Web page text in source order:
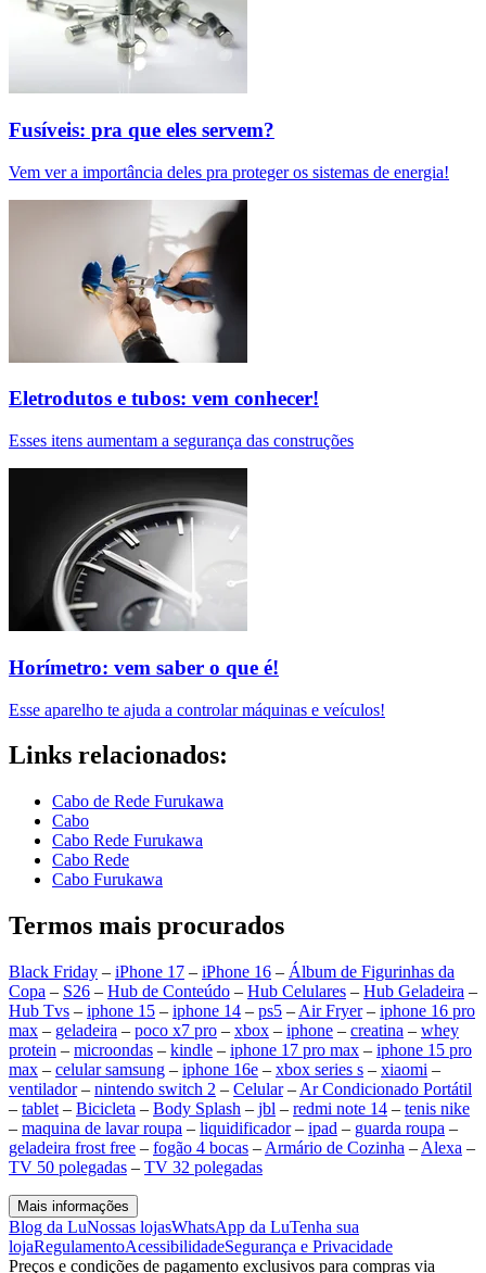
Fusíveis: pra que eles servem?
Vem ver a importância deles pra proteger os sistemas de energia!
Eletrodutos e tubos: vem conhecer!
Esses itens aumentam a segurança das construções
Horímetro: vem saber o que é!
Esse aparelho te ajuda a controlar máquinas e veículos!
Links relacionados:
Cabo de Rede Furukawa
Cabo
Cabo Rede Furukawa
Cabo Rede
Cabo Furukawa
Termos mais procurados
Black Friday – iPhone 17 – iPhone 16 – Álbum de Figurinhas da
Copa – S26 – Hub de Conteúdo – Hub Celulares – Hub Geladeira –
Hub Tvs – iphone 15 – iphone 14 – ps5 – Air Fryer– iphone 16 pro
max – geladeira – poco x7 pro – xbox – iphone – creatina – whey
protein – microondas – kindle – iphone 17 pro max – iphone 15 pro
max – celular samsung – iphone 16e – xbox series s – xiaomi –
ventilador– nintendo switch 2 – Celular– Ar Condicionado Portátil
– tablet – Bicicleta – Body Splash – jbl – redmi note 14 – tenis nike
– maquina de lavar roupa – liquidificador– ipad – guarda roupa –
geladeira frost free – fogão 4 bocas – Armário de Cozinha – Alexa –
TV 50 polegadas – TV 32 polegadas
Mais informações
Blog da LuNossas lojasWhatsApp da LuTenha sua
lojaRegulamentoAcessibilidadeSegurança e Privacidade
Preços e condições de pagamento exclusivos para compras via